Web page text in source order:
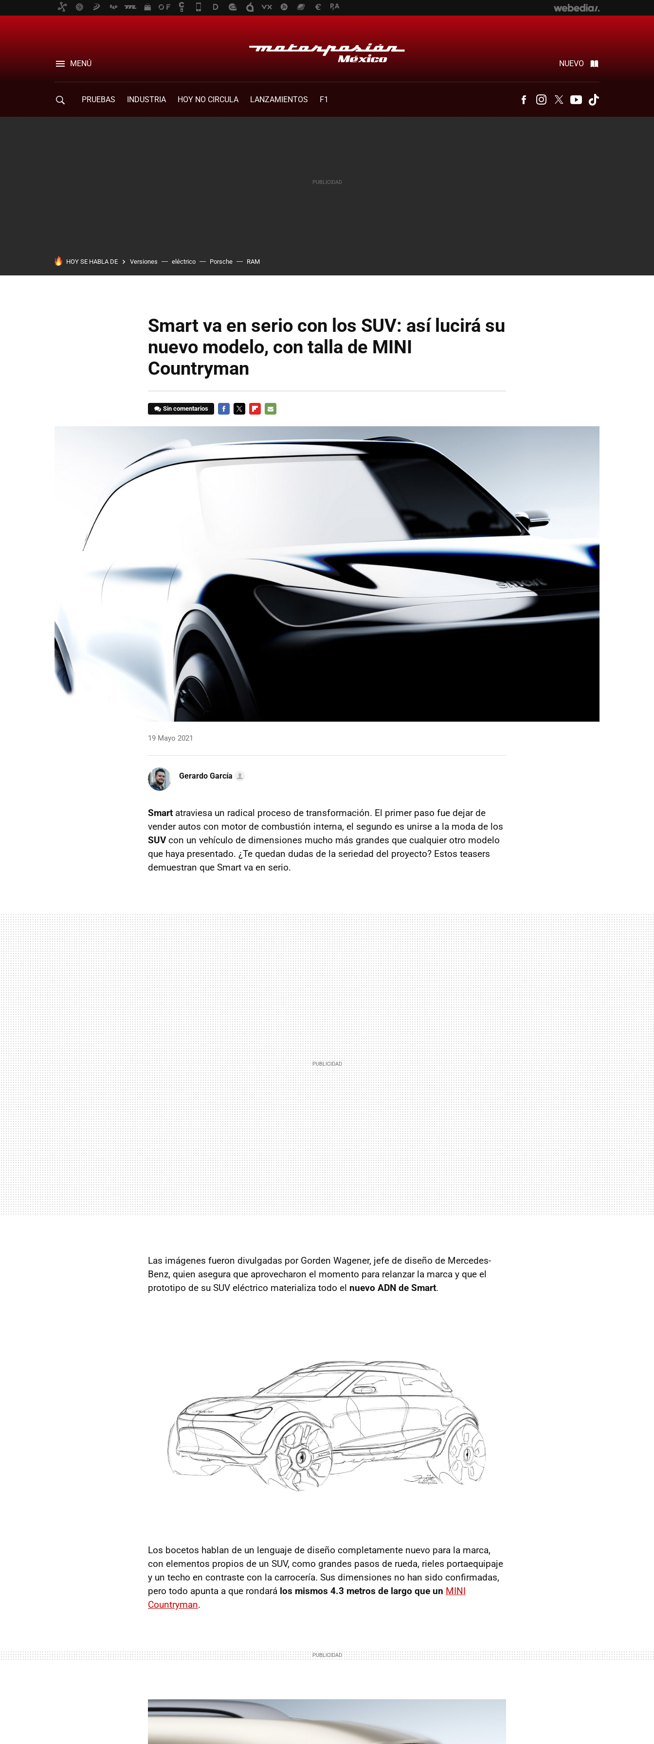
MENÚ NUEVO
PRUEBAS INDUSTRIA HOY NO CIRCULA LANZAMIENTOS F1 FacebookInstagram
Twitter Youtube
HOY SE HABLA DE Versiones eléctrico Porsche RAM
Smart va en serio con los SUV: así lucirá su
nuevo modelo, con talla de MINI
Countryman
Sin comentarios
19 Mayo 2021
Gerardo García
Smart atraviesa un radical proceso de transformación. El primer paso fue dejar de
vender autos con motor de combustión interna, el segundo es unirse a la moda de los
SUVcon un vehículo de dimensiones mucho más grandes que cualquier otro modelo
que haya presentado. ¿Te quedan dudas de la seriedad del proyecto? Estos teasers
demuestran que Smart va en serio.
Las imágenes fueron divulgadas por Gorden Wagener, jefe de diseño de Mercedes-
Benz, quien asegura que aprovecharon el momento para relanzar la marca y que el
prototipo de su SUV eléctrico materializa todo el nuevo ADN de Smart.
Los bocetos hablan de un lenguaje de diseño completamente nuevo para la marca,
con elementos propios de un SUV, como grandes pasos de rueda, rieles portaequipaje
y un techo en contraste con la carrocería. Sus dimensiones no han sido confirmadas,
pero todo apunta a que rondará los mismos 4.3 metros de largo que un MINI
Countryman.